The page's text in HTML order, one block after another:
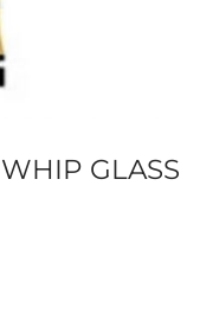
GLASS